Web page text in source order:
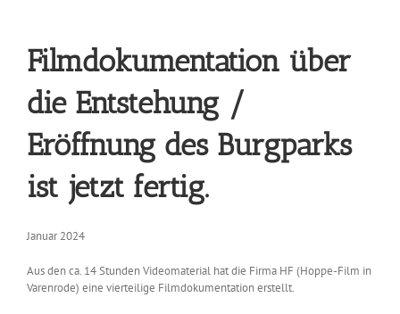
Filmdokumentation über
die Entstehung /
Eröffnung des Burgparks
ist jetzt fertig.
Januar 2024
Aus den ca. 14 Stunden Videomaterial hat die Firma HF (Hoppe-Film in
Varenrode) eine vierteilige Filmdokumentation erstellt.